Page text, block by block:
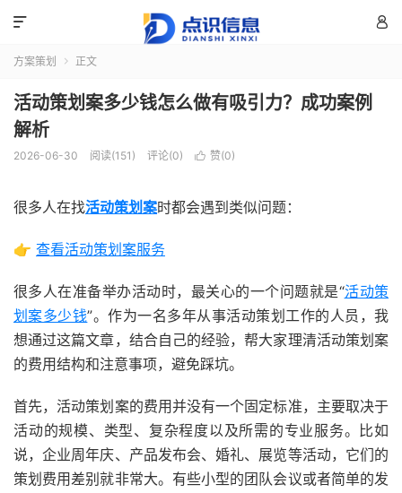


方案策划  正文
活动策划案多少钱怎么做有吸引力？成功案例
解析
2026-06-30 阅读(151) 评论(0)  赞(0)
很多人在找活动策划案时都会遇到类似问题：
👉 查看活动策划案服务
很多人在准备举办活动时，最关心的一个问题就是“活动策
划案多少钱”。作为一名多年从事活动策划工作的人员，我
想通过这篇文章，结合自己的经验，帮大家理清活动策划案
的费用结构和注意事项，避免踩坑。
首先，活动策划案的费用并没有一个固定标准，主要取决于
活动的规模、类型、复杂程度以及所需的专业服务。比如
说，企业周年庆、产品发布会、婚礼、展览等活动，它们的
策划费用差别就非常大。有些小型的团队会议或者简单的发